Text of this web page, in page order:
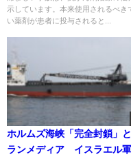
示しています。本来使用されるべき
い薬剤が患者に投与されると...
ホルムズ海峡「完全封鎖」
ランメディア イスラエル